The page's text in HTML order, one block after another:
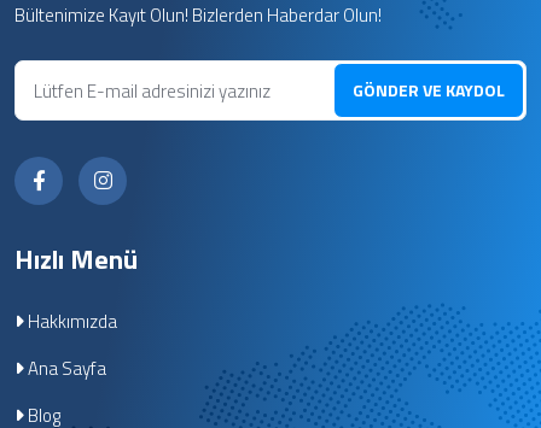
Bültenimize Kayıt Olun! Bizlerden Haberdar Olun!
GÖNDER VE KAYDOL
Hızlı Menü
Hakkımızda
Ana Sayfa
Blog